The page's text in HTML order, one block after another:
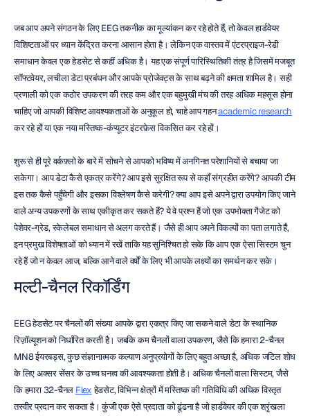
जब आप अपने संगठन के लिए EEG तकनीक का मूल्यांकन कर रहे होते हैं, तो केवल हार्डवेयर
विशिष्टताओं पर ध्यान केंद्रित करना आसान होता है। लेकिन एक वास्तव में एंटरप्राइज-रेडी
समाधान केवल एक हेडसेट से कहीं अधिक है। यह एक संपूर्ण पारिस्थितिकी तंत्र है जिसमें मजबूत
सॉफ्टवेयर, लचीला डेटा प्रबंधन और आपके प्रोजेक्ट्स के साथ बढ़ने की क्षमता शामिल है। सही
प्रणाली को एक कठोर उपकरण की तरह कम और एक बहुमुखी मंच की तरह अधिक महसूस होना
चाहिए जो आपकी विशिष्ट आवश्यकताओं के अनुकूल हो, चाहे आप गहन academic research
कर रहे हों या एक नया मस्तिष्क-कंप्यूटर इंटरफ़ेस विकसित कर रहे हों।
शुरू से ही पूरे वर्कफ़्लो के बारे में सोचने से आपको भविष्य में अनगिनत परेशानियों से बचाया जा
सकेगा। आप डेटा कैसे एकत्र करेंगे? आप इसे सुरक्षित रूप से कहाँ संग्रहीत करेंगे? आपकी टीम
इस तक कैसे पहुँचेगी और इसका विश्लेषण कैसे करेगी? क्या आप इसे अपने द्वारा उपयोग किए जाने
वाले अन्य उपकरणों के साथ एकीकृत कर सकते हैं? ये वे प्रश्न हैं जो एक उपभोक्ता गैजेट को
पेशेवर-ग्रेड, स्केलेबल समाधान से अलग करते हैं। जैसे ही आप अपने विकल्पों का पता लगाते हैं,
इन प्रमुख विशेषताओं को ध्यान में रखें ताकि यह सुनिश्चित हो सके कि आप एक ऐसा सिस्टम चुन
रहे हैं जो न केवल आज, बल्कि आने वाले वर्षों के लिए भी आपके लक्ष्यों का समर्थन कर सके।
मल्टी-चैनल रिकॉर्डिंग
EEG हेडसेट पर चैनलों की संख्या आपके द्वारा एकत्र किए जा सकने वाले डेटा के स्थानिक
रिज़ॉल्यूशन को निर्धारित करती है। जबकि कम चैनलों वाला उपकरण, जैसे कि हमारा 2-चैनल
MN8 ईयरबड्स, कुछ संज्ञानात्मक कल्याण अनुप्रयोगों के लिए बहुत अच्छा है, अधिक जटिल शोध
के लिए अक्सर सेंसर के उच्च घनत्व की आवश्यकता होती है। अधिक चैनलों वाला सिस्टम, जैसे
कि हमारा 32-चैनल Flex हेडसेट, विभिन्न क्षेत्रों में मस्तिष्क की गतिविधि की अधिक विस्तृत
तस्वीर प्रदान कर सकता है। कुंजी एक ऐसे प्रदाता को ढूंढना है जो हार्डवेयर की एक श्रृंखला